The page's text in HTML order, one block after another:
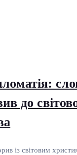
до
із світовим